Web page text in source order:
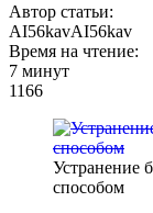
Автор статьи:
AI56kavAI56kav
Время на чтение:
7 минут
1166
Устранение
способом